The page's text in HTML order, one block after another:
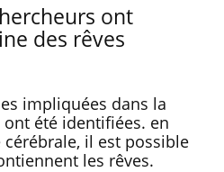
ont
des rêves
impliquées dans la
été identifiées. en
il est possible
les rêves.